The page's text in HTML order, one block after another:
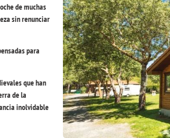
de muchas
sin renunciar
para
que han
de la
inolvidable